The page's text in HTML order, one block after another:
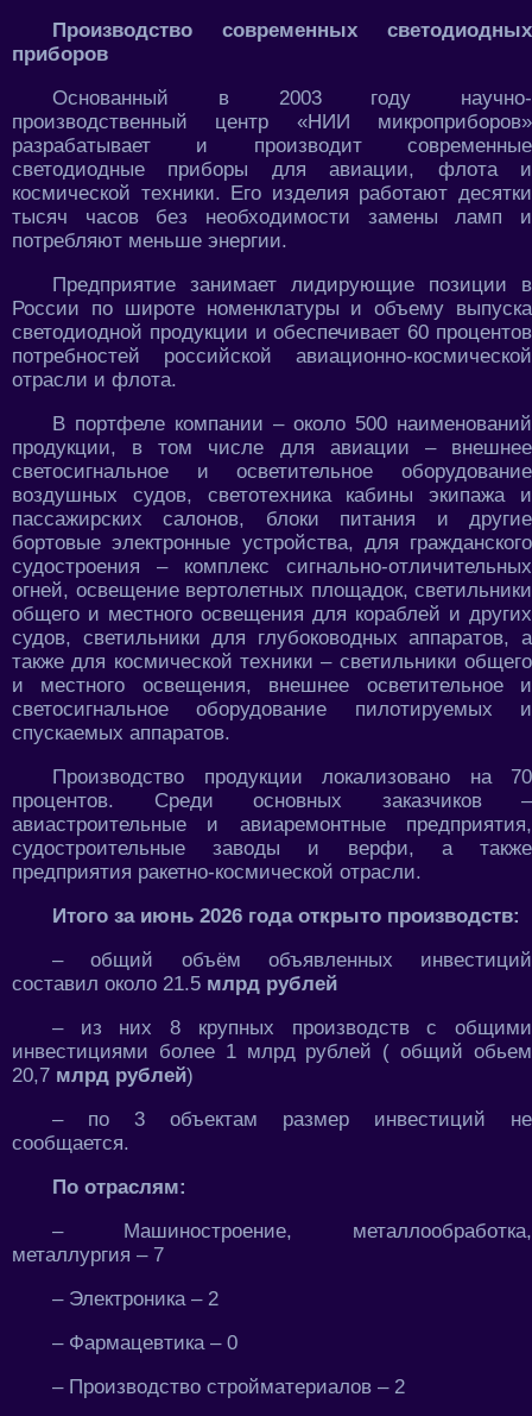
Производство современных светодиодных
приборов
Основанный в 2003 году научно-
производственный центр «НИИ микроприборов»
разрабатывает и производит современные
светодиодные приборы для авиации, флота и
космической техники. Его изделия работают десятки
тысяч часов без необходимости замены ламп и
потребляют меньше энергии.
Предприятие занимает лидирующие позиции в
России по широте номенклатуры и объему выпуска
светодиодной продукции и обеспечивает 60 процентов
потребностей российской авиационно-космической
отрасли и флота.
В портфеле компании – около 500 наименований
продукции, в том числе для авиации – внешнее
светосигнальное и осветительное оборудование
воздушных судов, светотехника кабины экипажа и
пассажирских салонов, блоки питания и другие
бортовые электронные устройства, для гражданского
судостроения – комплекс сигнально-отличительных
огней, освещение вертолетных площадок, светильники
общего и местного освещения для кораблей и других
судов, светильники для глубоководных аппаратов, а
также для космической техники – светильники общего
и местного освещения, внешнее осветительное и
светосигнальное оборудование пилотируемых и
спускаемых аппаратов.
Производство продукции локализовано на 70
процентов. Среди основных заказчиков –
авиастроительные и авиаремонтные предприятия,
судостроительные заводы и верфи, а также
предприятия ракетно-космической отрасли.
Итого за июнь 2026 года открыто производств:
– общий объём объявленных инвестиций
составил около 21.5 млрд рублей
– из них 8 крупных производств с общими
инвестициями более 1 млрд рублей ( общий обьем
20,7 млрд рублей)
– по 3 объектам размер инвестиций не
сообщается.
По отраслям:
– Машиностроение, металлообработка,
металлургия – 7
– Электроника – 2
– Фармацевтика – 0
– Производство стройматериалов – 2